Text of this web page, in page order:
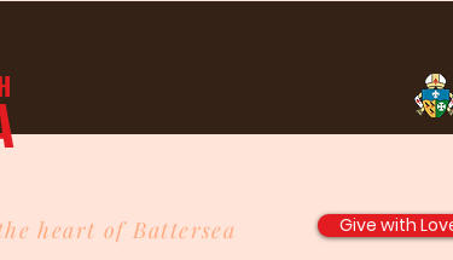
Give with
heart of Battersea